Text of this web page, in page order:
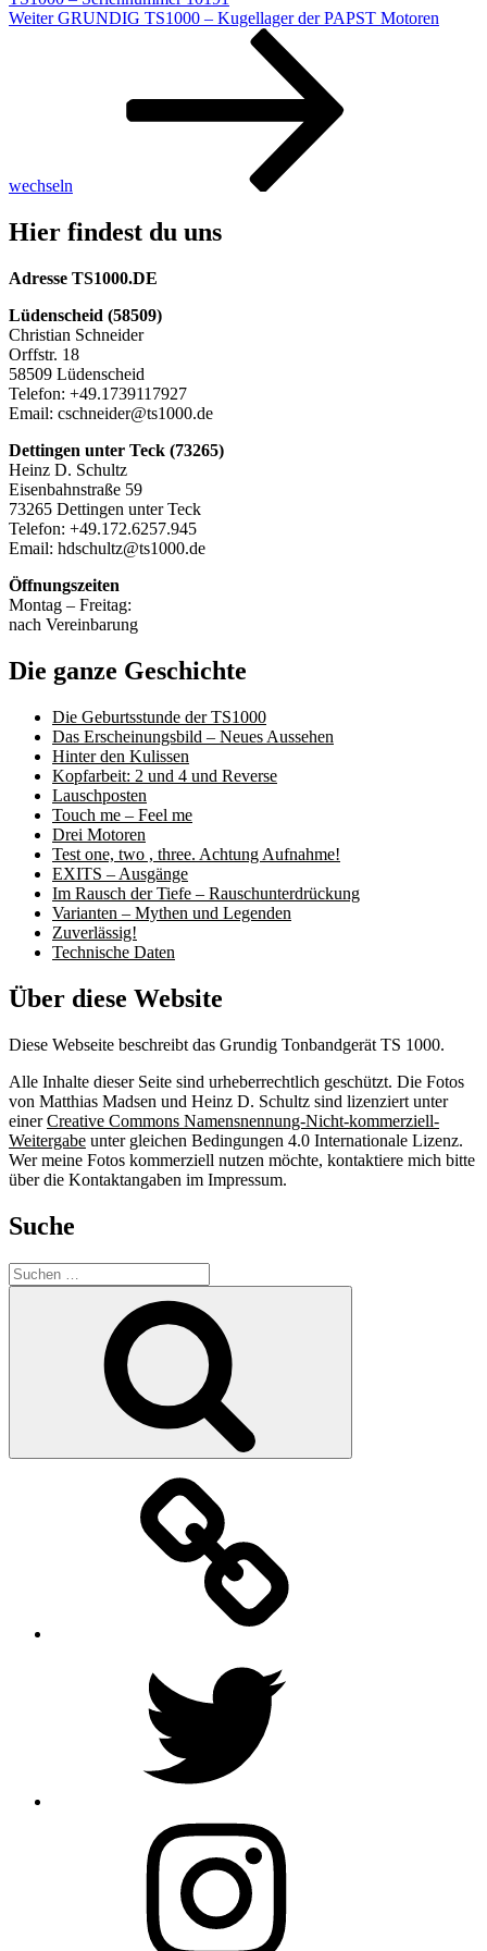
Nächster
Weiter GRUNDIG TS1000 – Kugellager der PAPST Motoren
wechseln
Hier findest du uns
Adresse TS1000.DE
Lüdenscheid (58509)
Christian Schneider
Orffstr. 18
58509 Lüdenscheid
Telefon: +49.1739117927
Email: cschneider@ts1000.de
Dettingen unter Teck (73265)
Heinz D. Schultz
Eisenbahnstraße 59
73265 Dettingen unter Teck
Telefon: +49.172.6257.945
Email: hdschultz@ts1000.de
Öffnungszeiten
Montag – Freitag:
nach Vereinbarung
Die ganze Geschichte
Die Geburtsstunde der TS1000
Das Erscheinungsbild – Neues Aussehen
Hinter den Kulissen
Kopfarbeit: 2 und 4 und Reverse
Lauschposten
Touch me – Feel me
Drei Motoren
Test one, two , three. Achtung Aufnahme!
EXITS – Ausgänge
Im Rausch der Tiefe – Rauschunterdrückung
Varianten – Mythen und Legenden
Zuverlässig!
Technische Daten
Über diese Website
Diese Webseite beschreibt das Grundig Tonbandgerät TS 1000.
Alle Inhalte dieser Seite sind urheberrechtlich geschützt. Die Fotos
von Matthias Madsen und Heinz D. Schultz sind lizenziert unter
einerCreative Commons Namensnennung-Nicht-kommerziell-
Weitergabe unter gleichen Bedingungen 4.0 Internationale Lizenz.
Wer meine Fotos kommerziell nutzen möchte, kontaktiere mich bitte
über die Kontaktangaben im Impressum.
Suche
Suche
nach: